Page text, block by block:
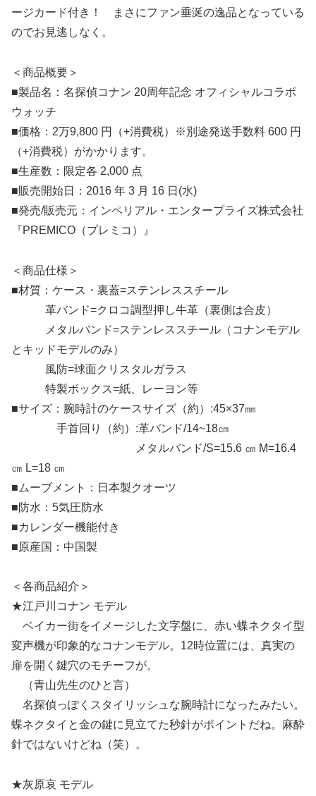
ージカード付き！ まさにファン垂涎の逸品となっている
のでお見逃しなく。
＜商品概要＞
■製品名：名探偵コナン 20周年記念 オフィシャルコラボ
ウォッチ
■価格：2万9,800 円（+消費税）※別途発送手数料 600 円
（+消費税）がかかります。
■生産数：限定各 2,000 点
■販売開始日：2016 年 3 月 16 日(水)
■発売/販売元：インペリアル・エンタープライズ株式会社
『PREMICO（プレミコ）』
＜商品仕様＞
■材質：ケース・裏蓋=ステンレススチール
革バンド=クロコ調型押し牛革（裏側は合皮）
メタルバンド=ステンレススチール（コナンモデル
とキッドモデルのみ）
風防=球面クリスタルガラス
特製ボックス=紙、レーヨン等
■サイズ：腕時計のケースサイズ（約）:45×37㎜
手首回り（約）:革バンド/14~18㎝
メタルバンド/S=15.6 ㎝ M=16.4
㎝ L=18 ㎝
■ムーブメント：日本製クオーツ
■防水：5気圧防水
■カレンダー機能付き
■原産国：中国製
＜各商品紹介＞
★江戸川コナン モデル
ベイカー街をイメージした文字盤に、赤い蝶ネクタイ型
変声機が印象的なコナンモデル。12時位置には、真実の
扉を開く鍵穴のモチーフが。
（青山先生のひと言）
名探偵っぽくスタイリッシュな腕時計になったみたい。
蝶ネクタイと金の鍵に見立てた秒針がポイントだね。麻酔
針ではないけどね（笑）。
★灰原哀 モデル